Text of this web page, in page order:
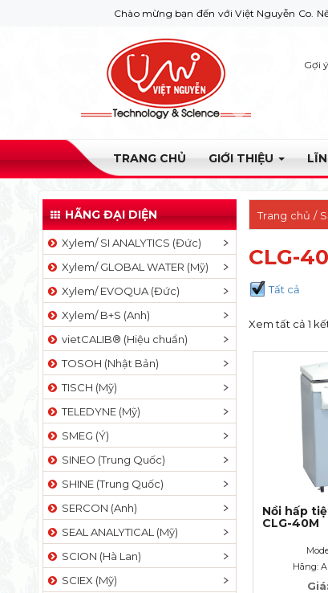
Chào mừng bạn đến với Việt Nguyễn Co. Nếu bạn
Gợi
TRANG CHỦ GIỚI THIỆU
HÃNG ĐẠI DIỆN
Xylem/ SI ANALYTICS (Đức)
Xylem/ GLOBAL WATER (Mỹ)
Xylem/ EVOQUA (Đức)
Xylem/ B+S (Anh)
vietCALIB® (Hiệu chuẩn)
TOSOH (Nhật Bản)
TISCH (Mỹ)
TELEDYNE (Mỹ)
SMEG (Ý)
SINEO (Trung Quốc)
SHINE (Trung Quốc)
SERCON (Anh)
SEAL ANALYTICAL (Mỹ)
SCION (Hà Lan)
SCIEX (Mỹ)
Trang chủ /
CLG-
Tất cả
Xem tất cả 1
Nồi hấp
CLG-40M
Hãng: